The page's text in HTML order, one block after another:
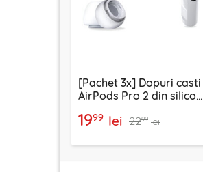
[Pachet 3x] Dopuri casti
AirPods Pro 2 din silicon
alb
1999 lei 2299 lei